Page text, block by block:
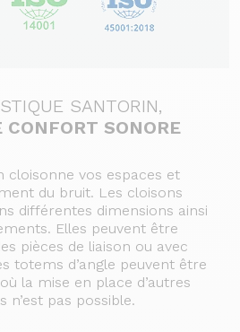
SANTORIN,
SONORE
cloisonne vos espaces et
du bruit. Les cloisons
différentes dimensions ainsi
Elles peuvent être
pièces de liaison ou avec
totems d’angle peuvent être
la mise en place d’autres
n’est pas possible.